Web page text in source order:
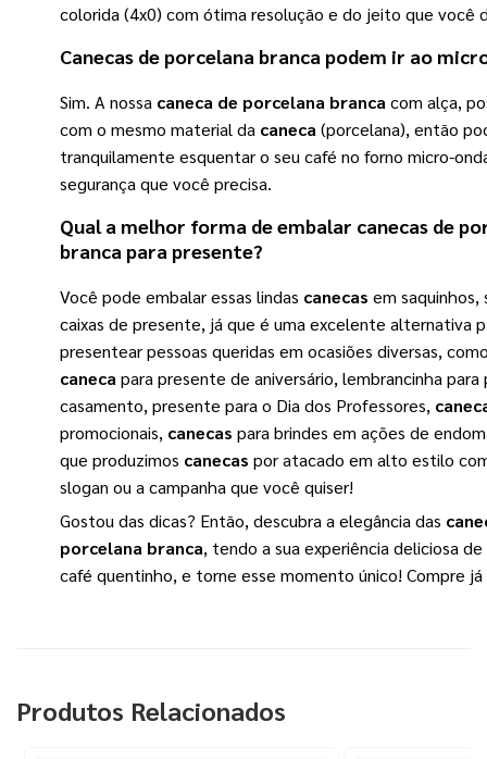
colorida (4x0) com ótima resolução e do jeito que você
Canecas de porcelana branca podem ir ao
Sim. A nossa caneca de porcelana brancacom alça,
com o mesmo material da caneca(porcelana), então
tranquilamente esquentar o seu café no forno micro-
segurança que você precisa.
Qual a melhor forma de embalar canecas de
branca para presente?
Você pode embalar essas lindas canecas em saquinhos,
caixas de presente, já que é uma excelente alternativa
presentear pessoas queridas em ocasiões diversas,
canecapara presente de aniversário, lembrancinha para
casamento, presente para o Dia dos Professores,
promocionais, canecas para brindes em ações de
que produzimos canecas por atacado em alto estilo
slogan ou a campanha que você quiser!
Gostou das dicas? Então, descubra a elegância das
porcelana branca, tendo a sua experiência deliciosa
café quentinho, e torne esse momento único! Compre já
Produtos Relacionados